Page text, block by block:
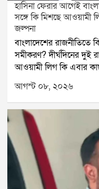
হাসিনা ফেরার আগেই
সঙ্গে কি মিশছে আওয়ামী
জল্পনা
বাংলাদেশের রাজনীতিতে
সমীকরণ? দীর্ঘদিনের দুই
আওয়ামী লিগ কি এবার
বাংলাদেশের প্রাক্তন
জল্পনার মধ্যেই এমনই এক
রাজনৈতিক চর্চা।চলতি
চান শেখ হাসিনা, এমন
আওয়ামী লিগকে নিয়ে বড়
সাংসদ। সুনামগঞ্জ-২
বৃহস্পতিবার একটি
শত্রু নয়, বরং মিত্র। তাঁর
একসঙ্গে লড়াই করেছে
আগস্ট ০৮, ২০২৬